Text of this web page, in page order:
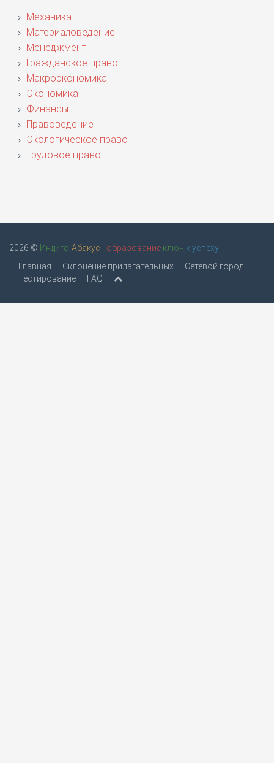
Механика
Материаловедение
Менеджмент
Гражданское право
Макроэкономика
Экономика
Финансы
Правоведение
Экологическое право
Трудовое право
2026 © Индиго-Абакус - образование ключ к успеху!
Главная
Склонение прилагательных
Сетевой город
Тестирование
FAQ